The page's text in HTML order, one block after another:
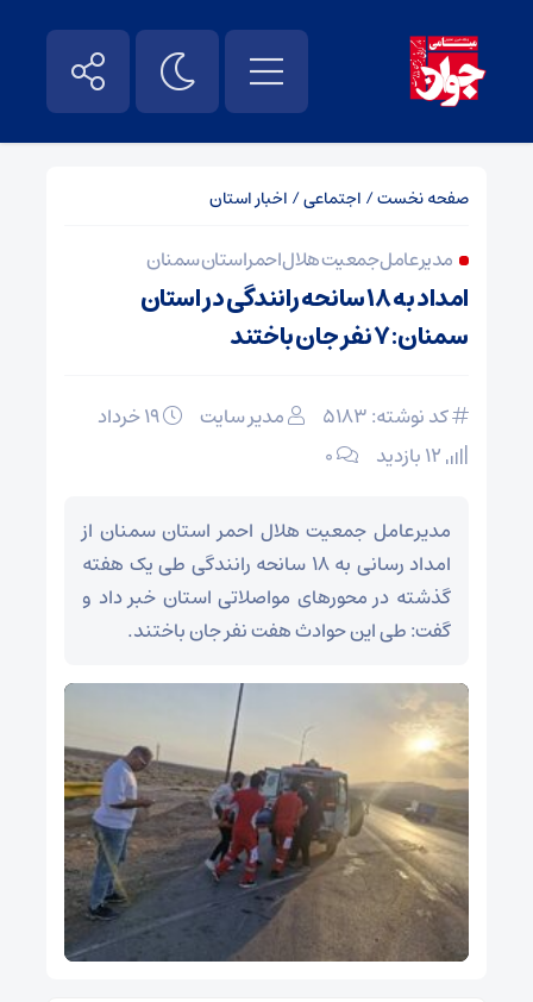
صفحه نخست/ اجتماعی/ اخبار استان
مدیرعامل جمعیت هلال احمر استان سمنان
امداد به ۱۸ سانحه رانندگی در استان
سمنان: ۷ نفر جان باختند
کد نوشته: 5183 مدیر سایت
۰
مدیرعامل جمعیت هلال احمر استان سمنان از
امداد رسانی به ۱۸ سانحه رانندگی طی یک هفته
گذشته در محورهای مواصلاتی استان خبر داد و
گفت: طی این حوادث هفت نفر جان باختند.